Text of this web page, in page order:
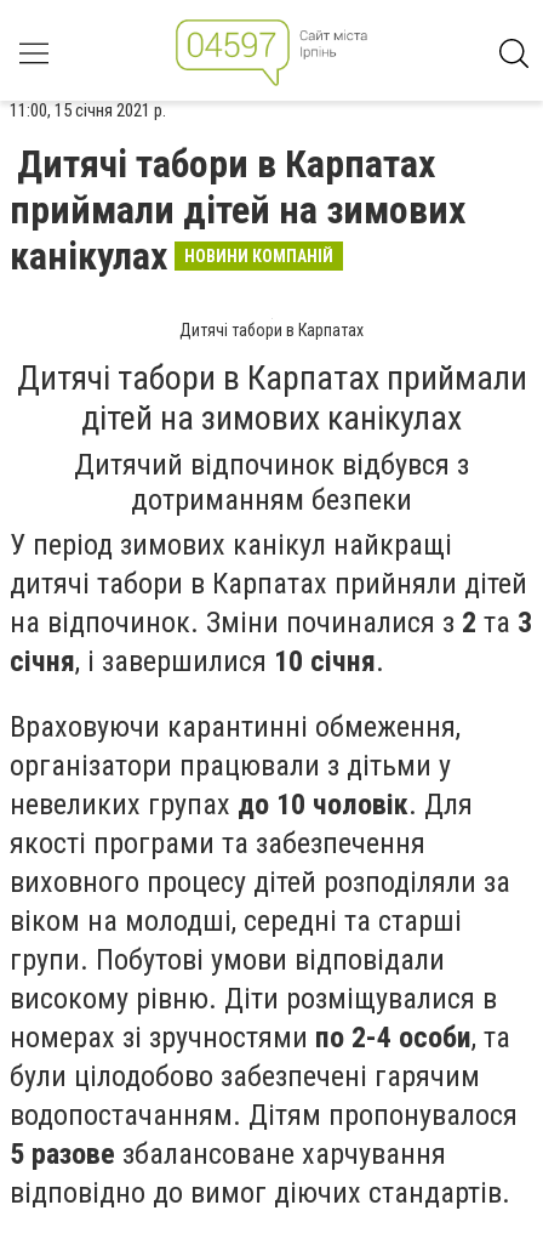
11:00, 15 січня 2021 р.
Дитячі табори в Карпатах
приймали дітей на зимових
канікулах
НОВИНИ КОМПАНІЙ
Дитячі табори в Карпатах
Дитячі табори в Карпатах приймали
дітей на зимових канікулах
Дитячий відпочинок відбувся з
дотриманням безпеки
У період зимових канікул найкращі
дитячі табори в Карпатах прийняли дітей
на відпочинок. Зміни починалися з 2 та 3
січня, і завершилися 10 січня.
Враховуючи карантинні обмеження,
організатори працювали з дітьми у
невеликих групах до 10 чоловік. Для
якості програми та забезпечення
виховного процесу дітей розподіляли за
віком на молодші, середні та старші
групи. Побутові умови відповідали
високому рівню. Діти розміщувалися в
номерах зі зручностями по 2-4 особи, та
були цілодобово забезпечені гарячим
водопостачанням. Дітям пропонувалося
5 разове збалансоване харчування
відповідно до вимог діючих стандартів.